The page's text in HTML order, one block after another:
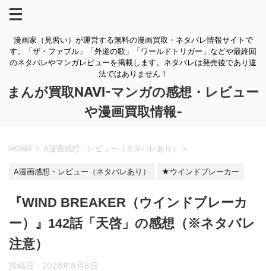
漫画家（見習い）が運営する無料の漫画買取・ネタバレ情報サイトで
す。「ザ・ファブル」「外道の歌」「ワールドトリガー」などや最終回
のネタバレやマンガレビューを掲載します。ネタバレは発売後であり違
法ではありません！
まんが買取NAVI-マンガの感想・レビュー
や漫画買取情報-
HOME > A漫画感想・レビュー（ネタバレあり） >
A漫画感想・レビュー（ネタバレあり） ★ウインドブレーカー
『WIND BREAKER（ウインドブレーカ
ー）』142話「天啓」の感想（※ネタバレ
注意）
投稿日： 2024年8月8日